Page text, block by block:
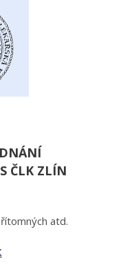
ČLK ZLÍN
atd.